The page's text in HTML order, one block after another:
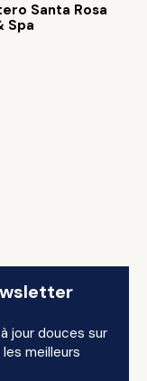
Santa Rosa
Spa
jour douces sur
meilleurs